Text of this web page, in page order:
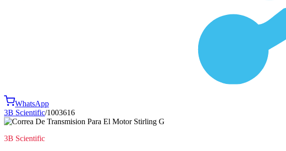
WhatsApp
3B Scientific/1003616
3B Scientific